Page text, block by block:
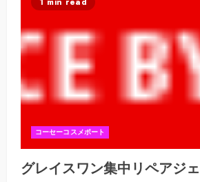
コーセーコスメポート
グレイスワン集中リペアジ